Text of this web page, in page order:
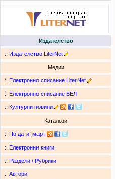
Издателство
:. Издателство LiterNet
Медии
:. Електронно списание LiterNet
:. Електронно списание БЕЛ
:. Културни новини
Каталози
:. По дати: март
:. Електронни книги
:. Раздели / Рубрики
:. Автори